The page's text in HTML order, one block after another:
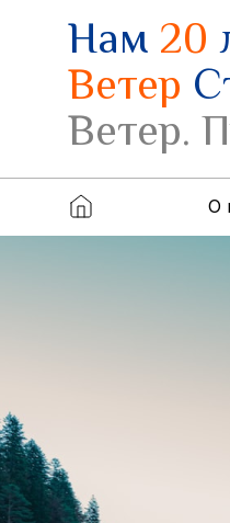
Нам20
Ветер
Ветер.
О